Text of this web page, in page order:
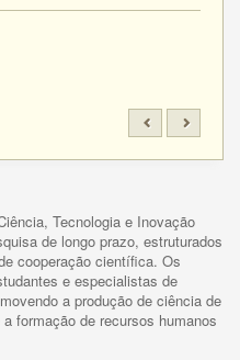
Tecnologia e Inovação
de longo prazo, estruturados
cooperação científica. Os
e especialistas de
a produção de ciência de
formação de recursos humanos